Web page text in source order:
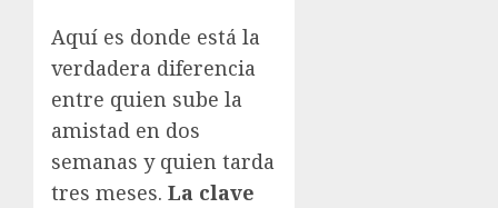
Aquí es donde está la
verdadera diferencia
entre quien sube la
amistad en dos
semanas y quien tarda
tres meses. La clave